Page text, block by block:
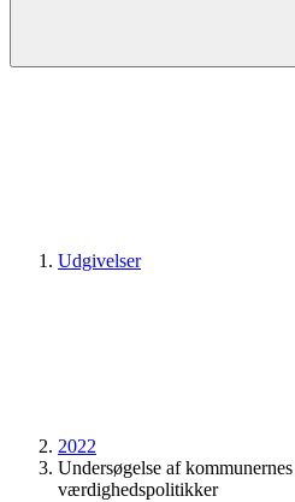
Udgivelser
2022
Undersøgelse af
værdighedspolitikker